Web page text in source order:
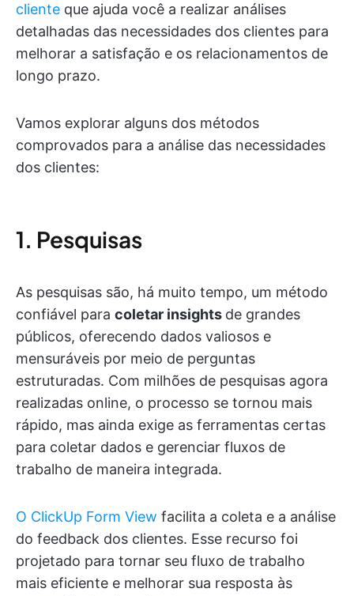
cliente que ajuda você a realizar análises
detalhadas das necessidades dos clientes para
melhorar a satisfação e os relacionamentos de
longo prazo.
Vamos explorar alguns dos métodos
comprovados para a análise das necessidades
dos clientes:
1. Pesquisas
As pesquisas são, há muito tempo, um método
confiável para coletar insights de grandes
públicos, oferecendo dados valiosos e
mensuráveis por meio de perguntas
estruturadas. Com milhões de pesquisas agora
realizadas online, o processo se tornou mais
rápido, mas ainda exige as ferramentas certas
para coletar dados e gerenciar fluxos de
trabalho de maneira integrada.
O ClickUp Form View facilita a coleta e a análise
do feedback dos clientes. Esse recurso foi
projetado para tornar seu fluxo de trabalho
mais eficiente e melhorar sua resposta às